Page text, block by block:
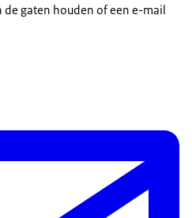
gaten houden of een e-mail